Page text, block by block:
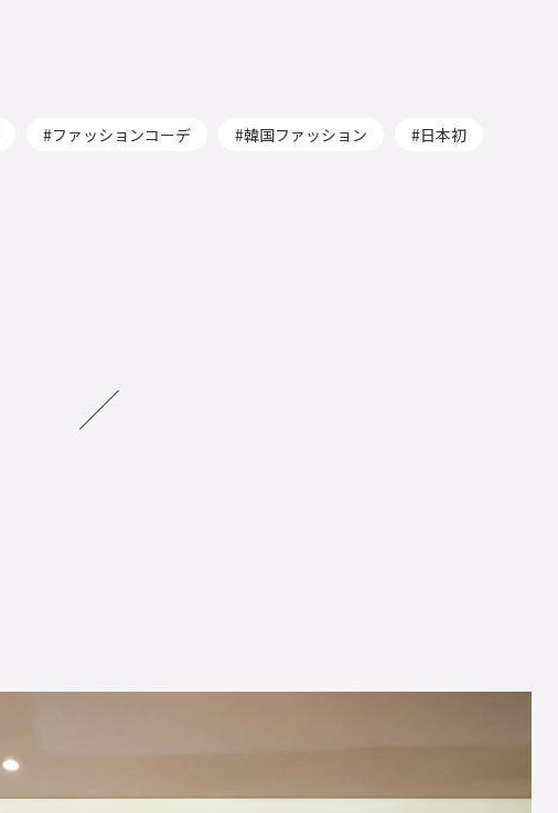
ファッションコーデ 韓国ファッション 日本初